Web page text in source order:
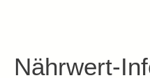
Nährwert-